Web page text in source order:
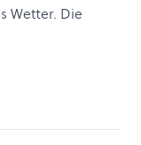
Wetter. Die